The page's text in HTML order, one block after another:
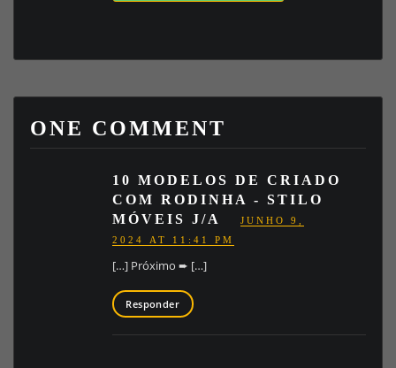
ONE COMMENT
10 MODELOS DE CRIADO
COM RODINHA - STILO
MÓVEIS J/A
JUNHO 9,
2024 AT 11:41 PM
[…] Próximo ➨ […]
Responder